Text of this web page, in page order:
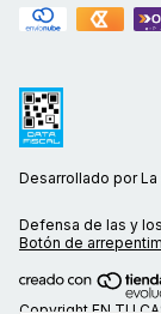
Desarrollado por La
Defensa de las y
Botón de
Copyright EN TU